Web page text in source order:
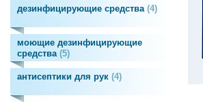
дезинфицирующие средства 4
моющие дезинфицирующие
средства 5
антисептики для рук 4